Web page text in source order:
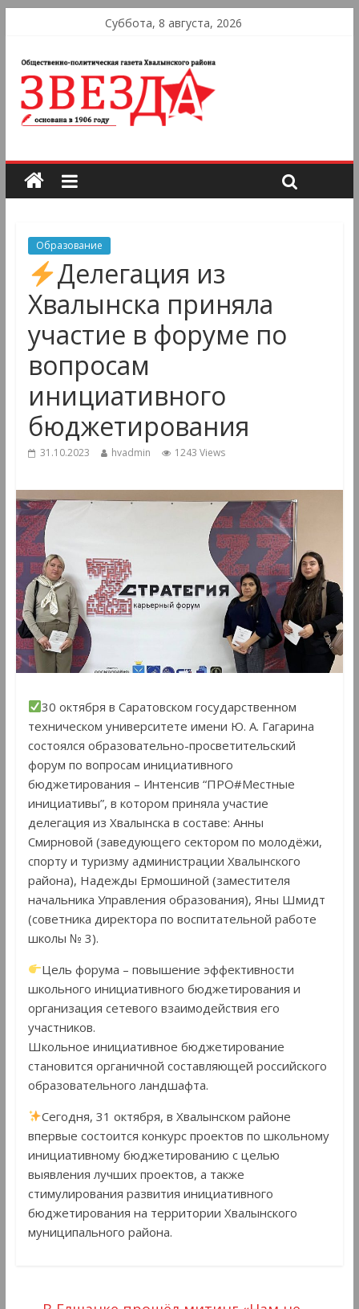
Суббота, 8 августа, 2026
Образование
Делегация из
Хвалынска приняла
участие в форуме по
вопросам
инициативного
бюджетирования
31.10.2023 hvadmin 1243 Views
30 октября в Саратовском государственном
техническом университете имени Ю. А. Гагарина
состоялся образовательно-просветительский
форум по вопросам инициативного
бюджетирования – Интенсив “ПРО#Местные
инициативы”, в котором приняла участие
делегация из Хвалынска в составе: Анны
Смирновой (заведующего сектором по молодёжи,
спорту и туризму администрации Хвалынского
района), Надежды Ермошиной (заместителя
начальника Управления образования), Яны Шмидт
(советника директора по воспитательной работе
школы № 3).
Цель форума – повышение эффективности
школьного инициативного бюджетирования и
организация сетевого взаимодействия его
участников.
Школьное инициативное бюджетирование
становится органичной составляющей российского
образовательного ландшафта.
Сегодня, 31 октября, в Хвалынском районе
впервые состоится конкурс проектов по школьному
инициативному бюджетированию с целью
выявления лучших проектов, а также
стимулирования развития инициативного
бюджетирования на территории Хвалынского
муниципального района.